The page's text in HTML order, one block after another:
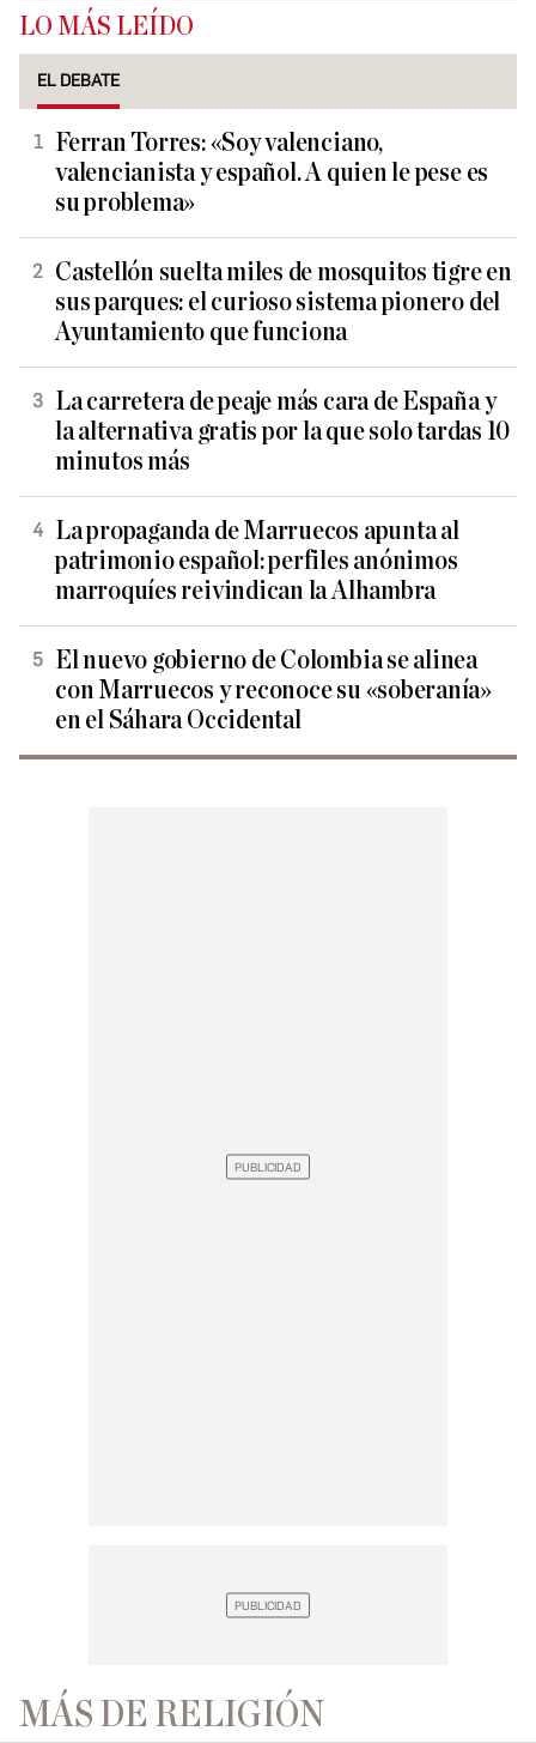
LO MÁS LEÍDO
EL DEBATE
Ferran Torres: «Soy valenciano,
valencianista y español. A quien le pese es
su problema»
Castellón suelta miles de mosquitos tigre en
sus parques: el curioso sistema pionero del
Ayuntamiento que funciona
La carretera de peaje más cara de España y
la alternativa gratis por la que solo tardas 10
minutos más
La propaganda de Marruecos apunta al
patrimonio español: perfiles anónimos
marroquíes reivindican la Alhambra
El nuevo gobierno de Colombia se alinea
con Marruecos y reconoce su «soberanía»
en el Sáhara Occidental
MÁS DE RELIGIÓN